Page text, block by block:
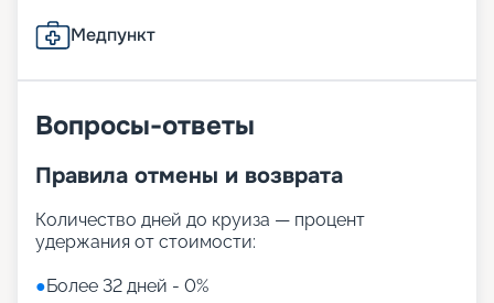
Медпункт
Вопросы-ответы
Правила отмены и возврата
Количество дней до круиза — процент
удержания от стоимости:
●Более 32 дней - 0%